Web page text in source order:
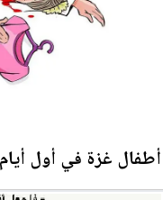
أطفال غزة في أول